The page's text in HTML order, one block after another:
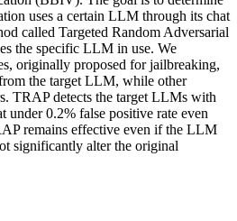
uses a certain LLM through its chat
called Targeted Random Adversarial
the specific LLM in use. We
originally proposed for jailbreaking,
the target LLM, while other
TRAP detects the target LLMs with
under 0.2% false positive rate even
remains effective even if the LLM
significantly alter the original